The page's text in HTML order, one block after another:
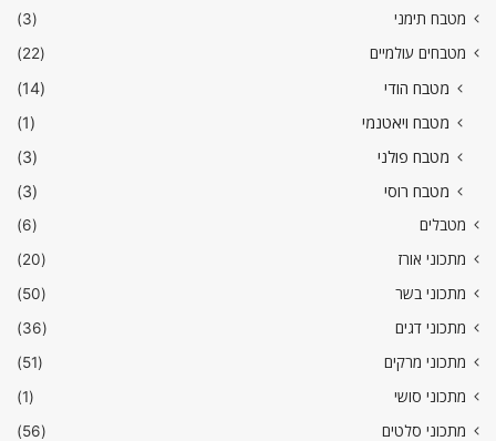
מטבח תימני
(3)
מטבחים עולמיים
(22)
מטבח הודי
(14)
מטבח ויאטנמי
(1)
מטבח פולני
(3)
מטבח רוסי
(3)
מטבלים
(6)
מתכוני אורז
(20)
מתכוני בשר
(50)
מתכוני דגים
(36)
מתכוני מרקים
(51)
מתכוני סושי
(1)
מתכוני סלטים
(56)